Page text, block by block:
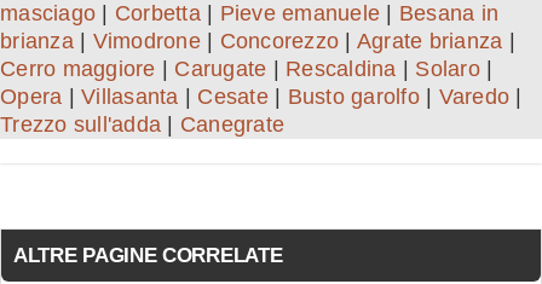
masciago
Corbetta| Pieve emanuele
Besana in
brianza| Vimodrone| Concorezzo Agrate brianza
Cerro maggiore
Carugate Rescaldina Solaro|
Opera
Villasanta Cesate| Busto garolfo| Varedo
Trezzo sull'adda
Canegrate
ALTRE PAGINE CORRELATE